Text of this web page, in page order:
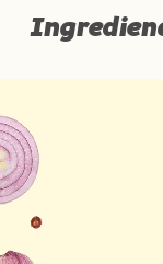
Ingrediencie
Energetická